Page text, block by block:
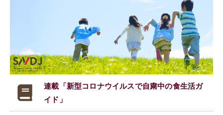
連載「新型コロナウイルスで自粛中の食生活ガ
イド」